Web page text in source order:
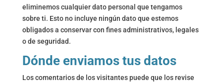
eliminemos cualquier dato personal que tengamos
sobre ti. Esto no incluye ningún dato que estemos
obligados a conservar con fines administrativos, legales
o de seguridad.
Dónde enviamos tus datos
Los comentarios de los visitantes puede que los revise